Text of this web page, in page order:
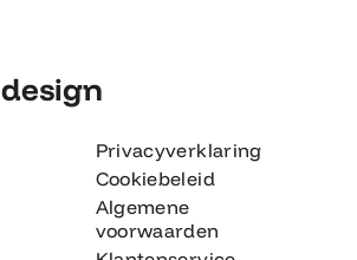
design​
Privacyverklaring
Cookiebeleid
Algemene
voorwaarden